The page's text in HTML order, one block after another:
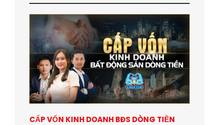
CẤP VỐN KINH DOANH BĐS DÒNG TIỀN